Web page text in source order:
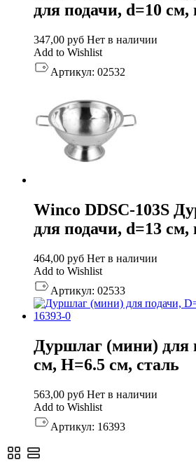
для подачи, d=10 см,
347,00 руб Нет в наличии
Add to Wishlist
Артикул: 02532
Winco DDSC-103S
для подачи, d=13 см,
464,00 руб Нет в наличии
Add to Wishlist
Артикул: 02533
Дуршлаг (мини) для
см, H=6.5 см, сталь
563,00 руб Нет в наличии
Add to Wishlist
Артикул: 16393